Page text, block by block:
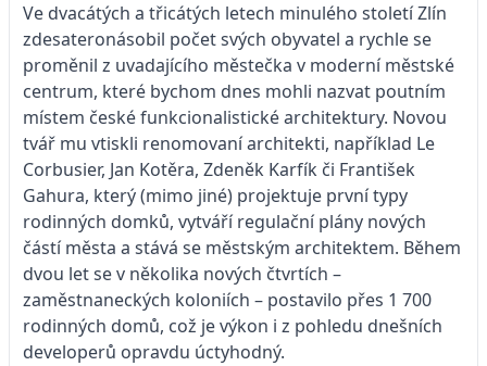
Ve dvacátých a třicátých letech minulého století Zlín
zdesateronásobil počet svých obyvatel a rychle se
proměnil z uvadajícího městečka v moderní městské
centrum, které bychom dnes mohli nazvat poutním
místem české funkcionalistické architektury. Novou
tvář mu vtiskli renomovaní architekti, například Le
Corbusier, Jan Kotěra, Zdeněk Karfík či František
Gahura, který (mimo jiné) projektuje první typy
rodinných domků, vytváří regulační plány nových
částí města a stává se městským architektem. Během
dvou let se v několika nových čtvrtích –
zaměstnaneckých koloniích – postavilo přes 1 700
rodinných domů, což je výkon i z pohledu dnešních
developerů opravdu úctyhodný.